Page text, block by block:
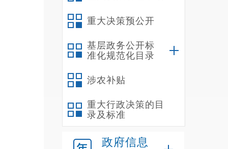
重大决策预公开
基层政务公开标
准化规范化目录
涉农补贴
重大行政决策的目
录及标准
政府信息